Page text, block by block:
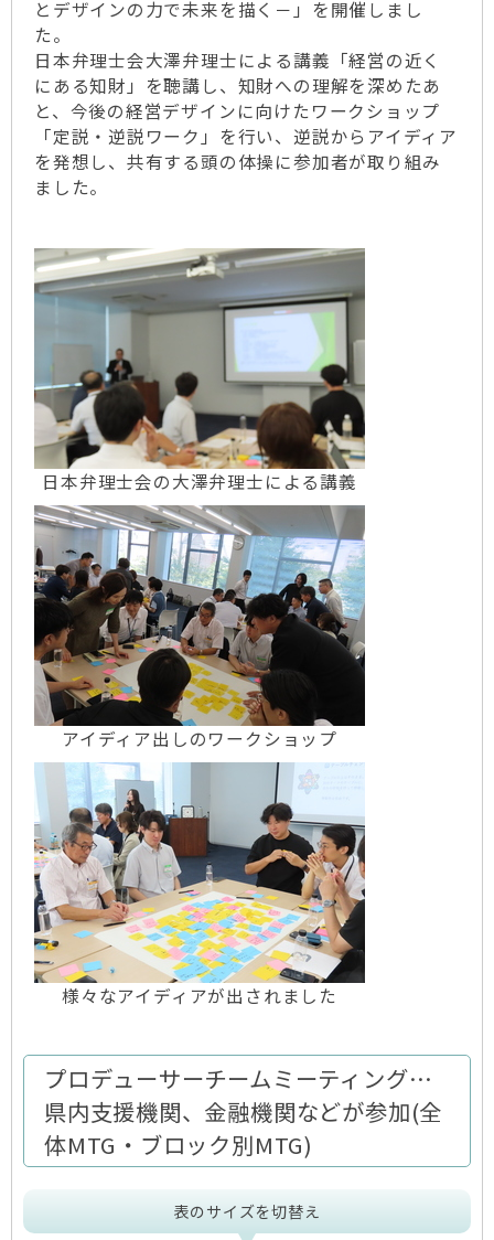
とデザインの力で未来を描く－」を開催しまし
た。
日本弁理士会大澤弁理士による講義「経営の近く
にある知財」を聴講し、知財への理解を深めたあ
と、今後の経営デザインに向けたワークショップ
「定説・逆説ワーク」を行い、逆説からアイディア
を発想し、共有する頭の体操に参加者が取り組み
ました。
日本弁理士会の大澤弁理士による講義
アイディア出しのワークショップ
様々なアイディアが出されました
プロデューサーチームミーティング…
県内支援機関、金融機関などが参加(全
体MTG・ブロック別MTG)
表のサイズを切替え